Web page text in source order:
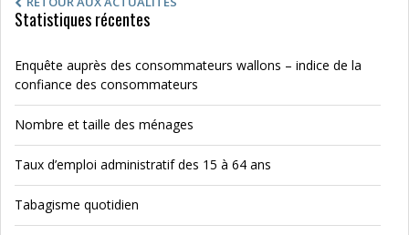
Statistiques récentes
Enquête auprès des consommateurs wallons – indice de la
confiance des consommateurs
Nombre et taille des ménages
Taux d’emploi administratif des 15 à 64 ans
Tabagisme quotidien